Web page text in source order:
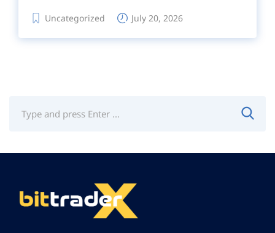
Uncategorized July 20, 2026